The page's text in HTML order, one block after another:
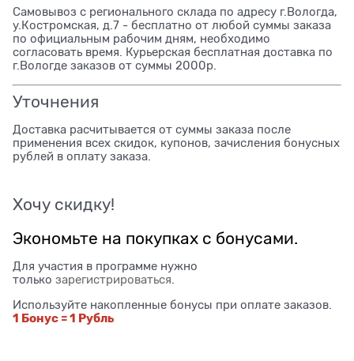
Самовывоз с регионального склада по адресу г.Вологда,
у.Костромская, д.7 - бесплатно от любой суммы заказа
по официальным рабочим дням, необходимо
согласовать время. Курьерская бесплатная доставка по
г.Вологде заказов от суммы 2000р.
Уточнения
Доставка расчитывается от суммы заказа после
применения всех скидок, купонов, зачисления бонусных
рублей в оплату заказа.
Хочу скидку!
Экономьте на покупках с бонусами.
Для участия в программе нужно
только зарегистрироваться
Используйте накопленные бонусы при оплате заказов.
1 Бонус = 1 Рубль